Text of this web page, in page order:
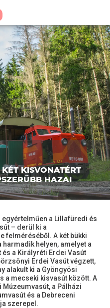
KISVONATÉRT
HAZAI
a Lillafüredi és
– derül ki a
felméréséből. A két bükki
helyen, amelyet a
a Királyréti Erdei Vasút
Erdei Vasút végzett,
alakult ki a Gyöngyösi
a mecseki kisvasút között. A
a Pálházi
és a Debreceni
szerepel.